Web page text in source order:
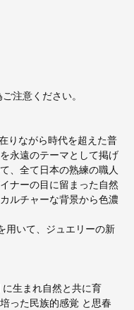
注意ください。
りながら時代を超えた普
永遠のテーマとして掲げ
、全て日本の熟練の職人
ナーの目に留まった自然
ルチャーな背景から色濃
用いて、ジュエリーの新
生まれ自然と共に育
った民族的感覚 と思春